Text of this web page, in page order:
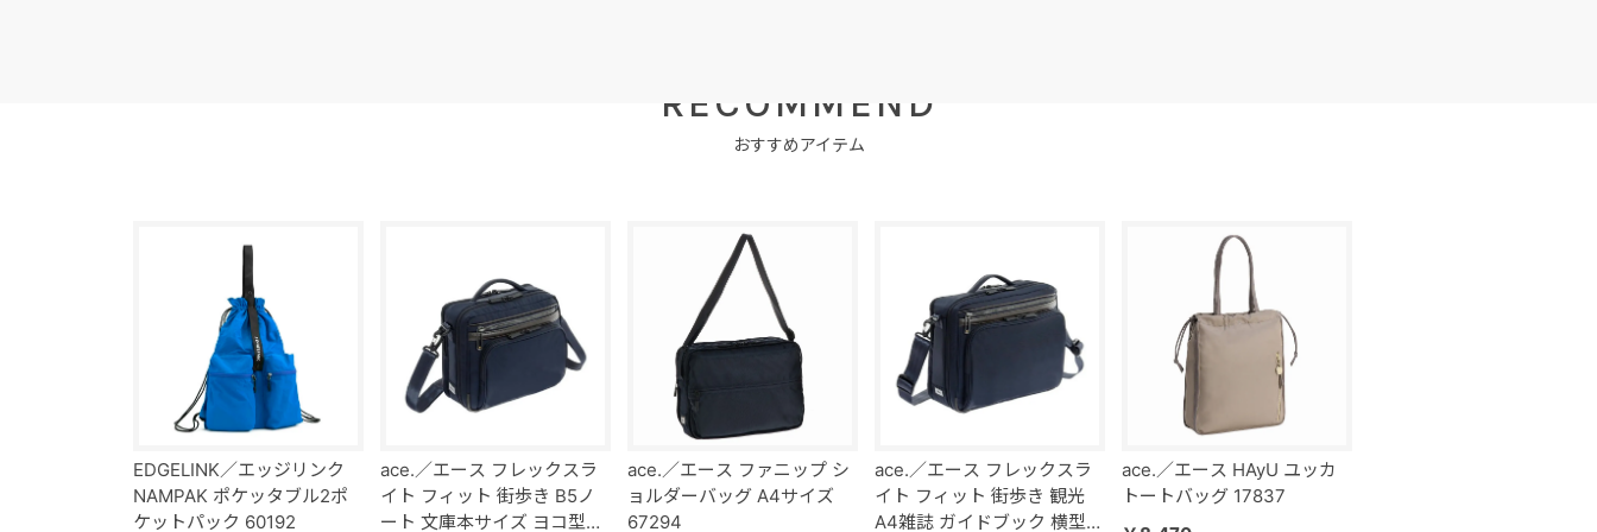
EDGELINK／エッジリンク
NAMPAK ポケッタブル2ポ
ケットパック 60192
ace.／エース フレックスラ
イト フィット 街歩き B5ノ
ート 文庫本サイズ ヨコ型軽
ace.／エース ファニップ シ
ョルダーバッグ A4サイズ
67294
ace.／エース フレックスラ
イト フィット 街歩き 観光
A4雑誌 ガイドブック 横型
ace.／エース HAyU ユッカ
トートバッグ 17837